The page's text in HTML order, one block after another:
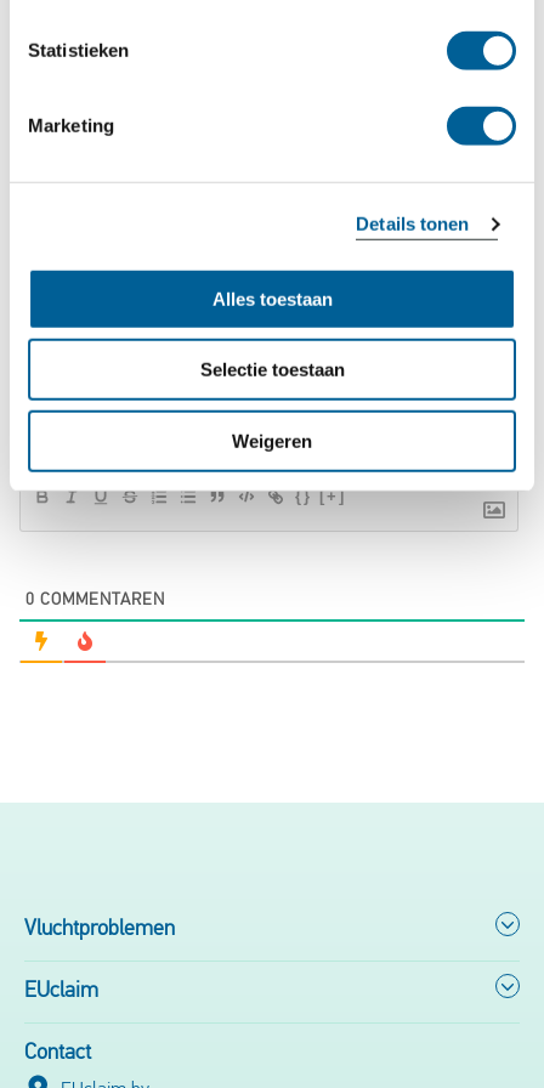
Statistieken
Marketing
Details tonen
Alles toestaan
Selectie toestaan
Weigeren
Geschreven door Jayla Tromp
{} [+]
0 COMMENTAREN
Vluchtproblemen
EUclaim
Contact